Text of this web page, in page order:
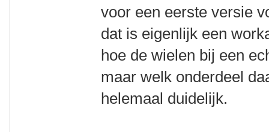
voor een eerste versie
dat is eigenlijk een
hoe de wielen bij een
maar welk onderdeel
helemaal duidelijk.